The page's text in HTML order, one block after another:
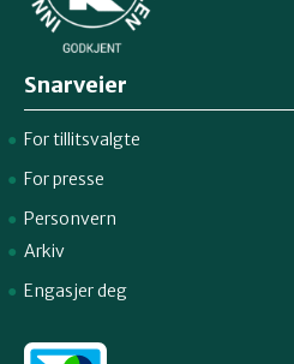
Snarveier
For tillitsvalgte
For presse
Personvern
Arkiv
Engasjer deg